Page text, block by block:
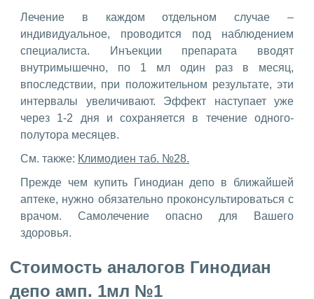
Лечение в каждом отдельном случае –
индивидуальное, проводится под наблюдением
специалиста. Инъекции препарата вводят
внутримышечно, по 1 мл один раз в месяц,
впоследствии, при положительном результате, эти
интервалы увеличивают. Эффект наступает уже
через 1-2 дня и сохраняется в течение одного-
полутора месяцев.
См. также: Климодиен таб. №28.
Прежде чем купить Гинодиан депо в ближайшей
аптеке, нужно обязательно проконсультироваться с
врачом. Самолечение опасно для Вашего
здоровья.
Стоимость аналогов Гинодиан
депо амп. 1мл №1